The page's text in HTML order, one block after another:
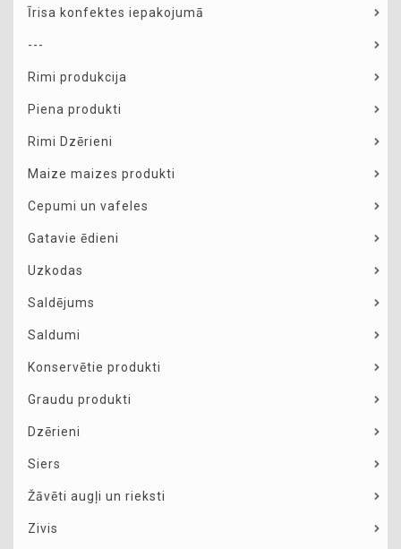
Īrisa konfektes iepakojumā
---
Rimi produkcija
Piena produkti
Rimi Dzērieni
Maize maizes produkti
Cepumi un vafeles
Gatavie ēdieni
Uzkodas
Saldējums
Saldumi
Konservētie produkti
Graudu produkti
Dzērieni
Siers
Žāvēti augļi un rieksti
Zivis